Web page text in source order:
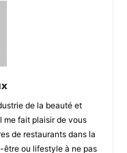
de la beauté et
me fait plaisir de vous
de restaurants dans la
ou lifestyle à ne pas